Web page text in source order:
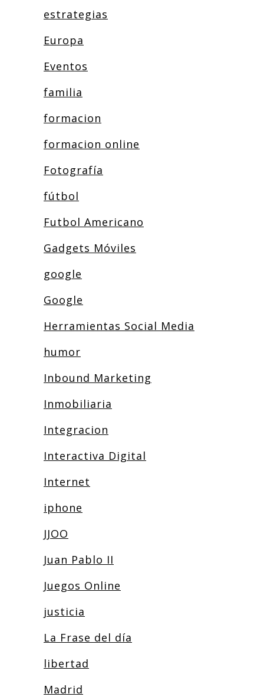
estrategias
Europa
Eventos
familia
formacion
formacion online
Fotografía
fútbol
Futbol Americano
Gadgets Móviles
google
Google
Herramientas Social Media
humor
Inbound Marketing
Inmobiliaria
Integracion
Interactiva Digital
Internet
iphone
JJOO
Juan Pablo II
Juegos Online
justicia
La Frase del día
libertad
Madrid